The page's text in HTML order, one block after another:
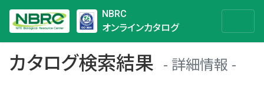
NBRC
オンラインカタログ
カタログ検索結果
詳細情報